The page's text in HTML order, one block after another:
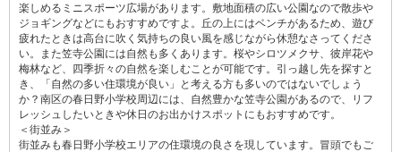
楽しめるミニスポーツ広場があります。敷地面積の広い公園なので散歩や
ジョギングなどにもおすすめですよ。丘の上にはベンチがあるため、遊び
疲れたときは高台に吹く気持ちの良い風を感じながら休憩なさってくださ
い。また笠寺公園には自然も多くあります。桜やシロツメクサ、彼岸花や
梅林など、四季折々の自然を楽しむことが可能です。引っ越し先を探すと
き、「自然の多い住環境が良い」と考える方も多いのではないでしょう
か？南区の春日野小学校周辺には、自然豊かな笠寺公園があるので、リフ
レッシュしたいときや休日のお出かけスポットにもおすすめです。
＜街並み＞
街並みも春日野小学校エリアの住環境の良さを現しています。冒頭でもご